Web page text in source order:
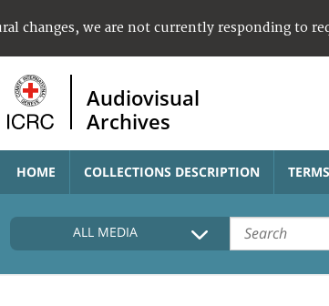
changes, we are not currently responding to
Audiovisual
Archives
HOME COLLECTIONS DESCRIPTION
ALL MEDIA